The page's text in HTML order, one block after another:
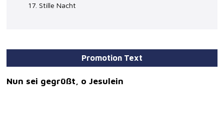
17. Stille Nacht
Promotion Text
Nun sei gegrüßt, o Jesulein